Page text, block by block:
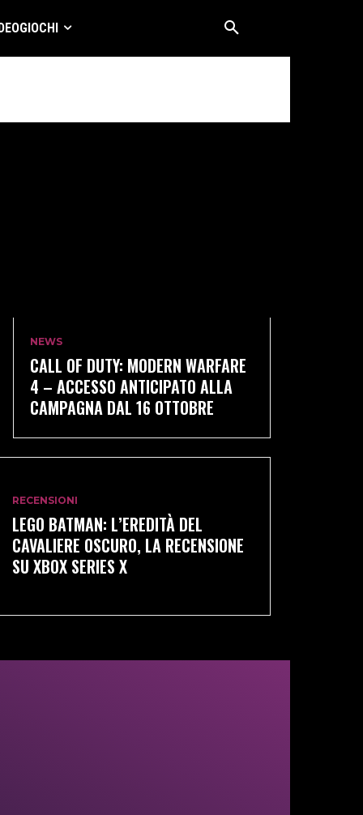
NEWS
CALL OF DUTY: MODERN WARFARE
4 – ACCESSO ANTICIPATO ALLA
CAMPAGNA DAL 16 OTTOBRE
RECENSIONI
LEGO BATMAN: L’EREDITÀ DEL
CAVALIERE OSCURO, LA RECENSIONE
SU XBOX SERIES X